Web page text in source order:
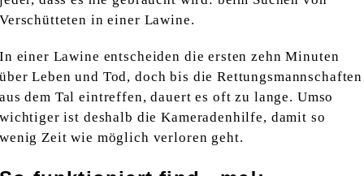
Verschütteten in einer Lawine.
In einer Lawine entscheiden die ersten zehn Minuten
über Leben und Tod, doch bis die Rettungsmannschaften
aus dem Tal eintreffen, dauert es oft zu lange. Umso
wichtiger ist deshalb die Kameradenhilfe, damit so
wenig Zeit wie möglich verloren geht.